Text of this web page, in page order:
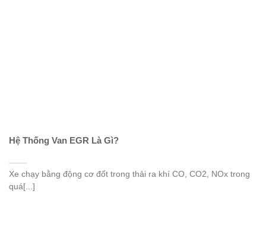
Hệ Thống Van EGR Là Gì?
Xe chạy bằng động cơ đốt trong thải ra khí CO, CO2, NOx trong
quá[...]